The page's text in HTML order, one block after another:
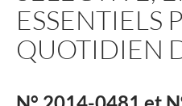
ESSENTIELS
QUOTIDIEN